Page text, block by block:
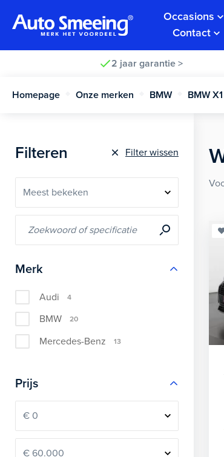
Occasions
Contact
2 jaar garantie >
Homepage Onze merken BMW BMW X1
Filteren Filter wissen
Merk
Audi 4
BMW 20
Mercedes-Benz 13
Prijs